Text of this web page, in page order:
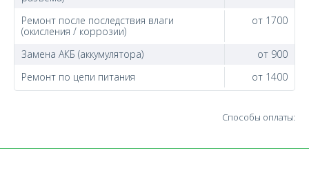
Ремонт после последствия влаги
(окисления / коррозии)
от 1700
Замена АКБ (аккумулятора)
от 900
Ремонт по цепи питания
от 1400
Способы оплаты: